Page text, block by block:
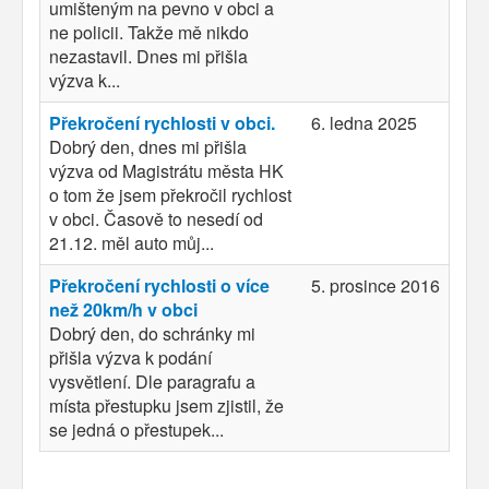
umišteným na pevno v obci a
ne policii. Takže mě nikdo
nezastavil. Dnes mi přišla
výzva k...
Překročení rychlosti v obci.
Dobrý den, dnes mi přišla
výzva od Magistrátu města HK
o tom že jsem překročil rychlost
v obci. Časově to nesedí od
21.12. měl auto můj...
6. ledna 2025
Překročení rychlosti o více
než 20km/h v obci
Dobrý den, do schránky mi
přišla výzva k podání
vysvětlení. Dle paragrafu a
místa přestupku jsem zjistil, že
se jedná o přestupek...
5. prosince 2016